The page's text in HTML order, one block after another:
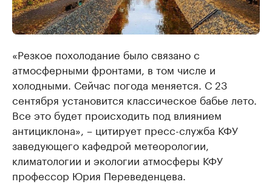
«Резкое похолодание было связано с
атмосферными фронтами, в том числе и
холодными. Сейчас погода меняется. С 23
сентября установится классическое бабье лето.
Все это будет происходить под влиянием
антициклона», – цитирует пресс-служба КФУ
заведующего кафедрой метеорологии,
климатологии и экологии атмосферы КФУ
профессор Юрия Переведенцева.